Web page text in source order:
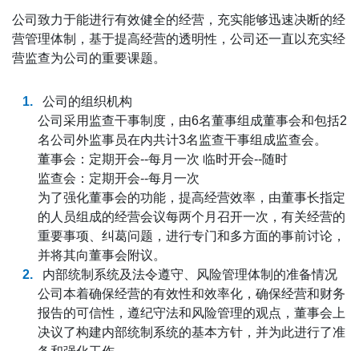
公司致力于能进行有效健全的经营，充实能够迅速决断的经
营管理体制，基于提高经营的透明性，公司还一直以充实经
营监查为公司的重要课题。
公司的组织机构
公司采用监查干事制度，由6名董事组成董事会和包括2
名公司外监事员在内共计3名监查干事组成监查会。
董事会：定期开会--每月一次 临时开会--随时
监查会：定期开会--每月一次
为了强化董事会的功能，提高经营效率，由董事长指定
的人员组成的经营会议每两个月召开一次，有关经营的
重要事项、纠葛问题，进行专门和多方面的事前讨论，
并将其向董事会附议。
内部统制系统及法令遵守、风险管理体制的准备情况
公司本着确保经营的有效性和效率化，确保经营和财务
报告的可信性，遵纪守法和风险管理的观点，董事会上
决议了构建内部统制系统的基本方针，并为此进行了准